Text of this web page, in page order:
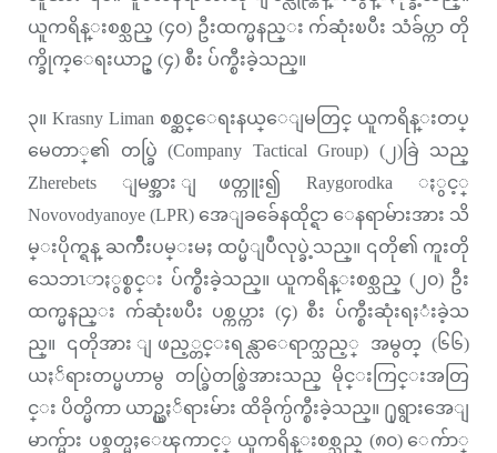
ယူကရိန္းစစ္သည္ (၄၀) ဦးထက္မနည္း က်ဆုံးၿပီး သံခ်ပ္ကာ တို
က္ခိုက္ေရးယာဥ္ (၄) စီး ပ်က္စီးခဲ့သည္။
၃။ Krasny Liman စစ္ဆင္ေရးနယ္ေျမတြင္ ယူကရိန္းတပ္
မေတာ္၏ တပ္ခြဲ (Company Tactical Group) (၂)ခြဲ သည္
Zherebets ျမစ္အား ျဖတ္ကူး၍ Raygorodka ႏွင့္
Novovodyanoye (LPR) အေျခခ်ေနထိုင္ရာ ေနရာမ်ားအား သိ
မ္းပိုက္ရန္ ႀကိဳးပမ္းမႈ ထပ္မံျပဳလုပ္ခဲ့သည္။ ၎တို၏ ကူးတို
သေဘၤာႏွစ္စင္း ပ်က္စီးခဲ့သည္။ ယူကရိန္းစစ္သည္ (၂၀) ဦး
ထက္မနည္း က်ဆုံးၿပီး ပစ္ကပ္ကား (၄) စီး ပ်က္စီးဆုံးရႈံးခဲ့သ
ည္။ ၎တိုအား ျဖည့္တင္းရန္လာေရာက္သည့္ အမွတ္ (၆၆)
ယႏၲရားတပ္မဟာမွ တပ္ခြဲတစ္ခြဲအားသည္ မိုင္းကြင္းအတြ
င္း ပိတ္မိကာ ယာဥ္ယႏၲရားမ်ား ထိခိုက္ပ်က္စီးခဲ့သည္။ ႐ုရွားအေျ
မာက္မ်ား ပစ္ခတ္မႈေၾကာင့္ ယူကရိန္းစစ္သည္ (၈၀) ေက်ာ္